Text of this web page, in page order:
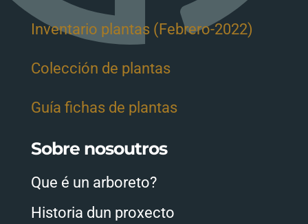
Inventario plantas (Febrero-2022)
Colección de plantas
Guía fichas de plantas
Sobre nosoutros
Que é un arboreto?
Historia dun proxecto